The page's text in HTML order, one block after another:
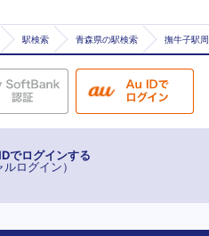
駅検索 青森県の駅検索 撫牛子駅
でログインする
ルログイン）